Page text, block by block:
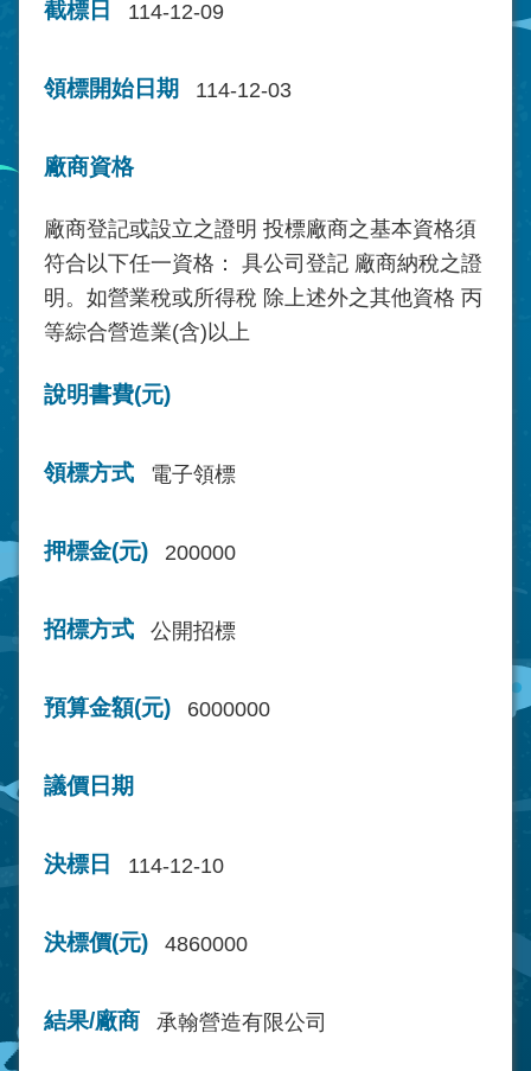
截標日 114-12-09
領標開始日期 114-12-03
廠商資格
廠商登記或設立之證明 投標廠商之基本資格須
符合以下任一資格： 具公司登記 廠商納稅之證
明。如營業稅或所得稅 除上述外之其他資格 丙
等綜合營造業(含)以上
說明書費(元)
領標方式 電子領標
押標金(元) 200000
招標方式 公開招標
預算金額(元) 6000000
議價日期
決標日 114-12-10
決標價(元) 4860000
結果/廠商 承翰營造有限公司